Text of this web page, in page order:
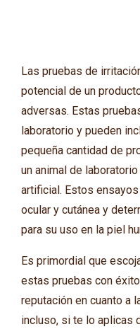
Las pruebas de
potencial de un
adversas. Estas
laboratorio y pueden
pequeña cantidad de
un animal de
artificial. Estos
ocular y cutánea y
para su uso en la piel
Es primordial que
estas pruebas con
reputación en cuanto a
incluso, si te lo aplicas